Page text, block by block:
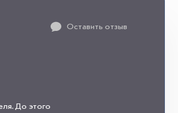
Оставить отзыв
До этого